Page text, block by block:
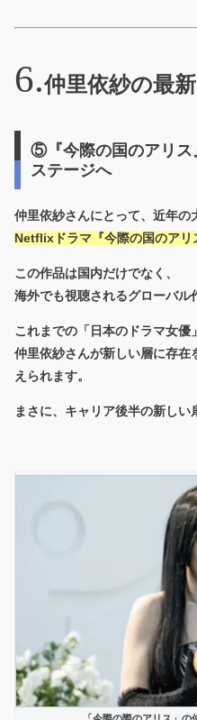
仲里依紗の最
⑤『今際の国のアリス
ステージへ
仲里依紗さんにとって、近年の
Netflixドラマ 『今際の国のアリ
この作品は国内だけでなく、
海外でも視聴されるグローバル
これまでの「日本のドラマ女優
仲里依紗さんが新しい層に存在
えられます。
まさに、キャリア後半の新しい